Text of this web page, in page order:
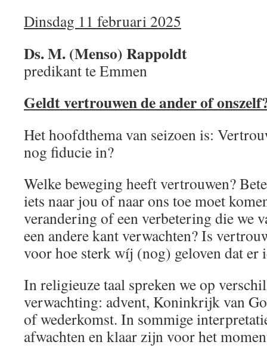
Dinsdag 11 februari 2025
Ds. M. (Menso) Rappoldt
predikant te Emmen
Geldt vertrouwen de ander of
Het hoofdthema van seizoen is:
nog fiducie in?
Welke beweging heeft vertrouwen?
iets naar jou of naar ons toe moet
verandering of een verbetering die we
een andere kant verwachten? Is
voor hoe sterk wíj (nog) geloven dat er
In religieuze taal spreken we op
verwachting: advent, Koninkrijk van
of wederkomst. In sommige
afwachten en klaar zijn voor het